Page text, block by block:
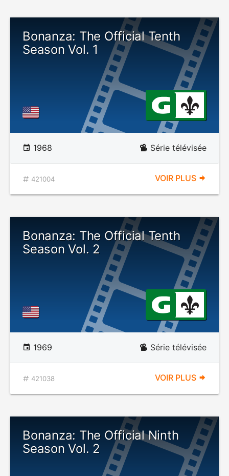
Bonanza: The Official Tenth
Season Vol. 1
1968 Série télévisée
421004 VOIR PLUS
Bonanza: The Official Tenth
Season Vol. 2
1969 Série télévisée
421038 VOIR PLUS
Bonanza: The Official Ninth
Season Vol. 2